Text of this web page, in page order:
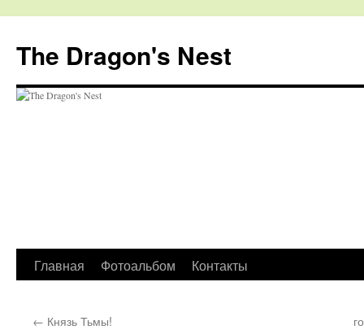
The Dragon's Nest
Перейти
содержимому
Главная Фотоальбом Контакты
← Князь Тьмы!